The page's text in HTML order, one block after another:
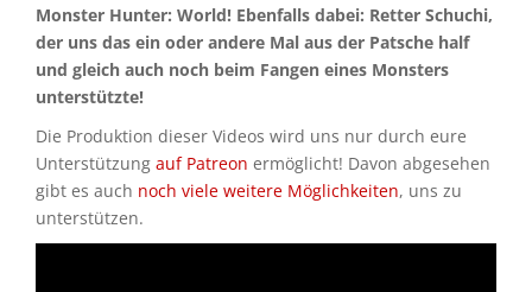
Monster Hunter: World! Ebenfalls dabei: Retter Schuchi,
der uns das ein oder andere Mal aus der Patsche half
und gleich auch noch beim Fangen eines Monsters
unterstützte!
Die Produktion dieser Videos wird uns nur durch eure
Unterstützung auf Patreon ermöglicht! Davon abgesehen
gibt es auch noch viele weitere Möglichkeiten, uns zu
unterstützen.